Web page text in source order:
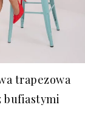
trapezowa
bufiastymi